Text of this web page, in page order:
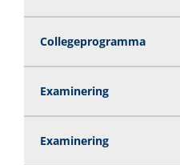
Collegeprogramma
Examinering
Examinering